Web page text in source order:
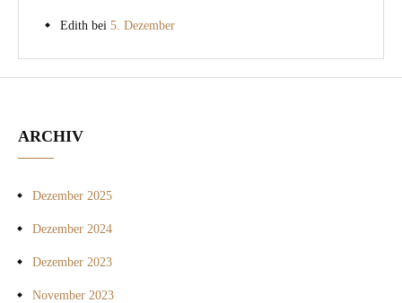
Edith bei 5. Dezember
ARCHIV
Dezember 2025
Dezember 2024
Dezember 2023
November 2023